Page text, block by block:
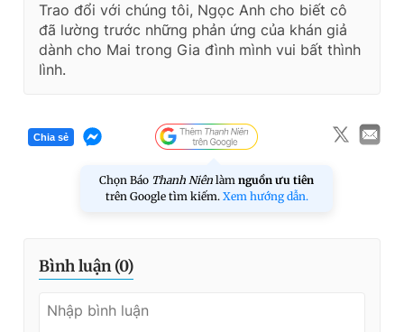
Trao đổi với chúng tôi, Ngọc Anh cho biết cô
đã lường trước những phản ứng của khán giả
dành cho Mai trong Gia đình mình vui bất thình
lình.
Chia sẻ
Chọn Báo Thanh Niên làm nguồn ưu tiên
trên Google tìm kiếm. Xem hướng dẫn.
Bình luận (0)